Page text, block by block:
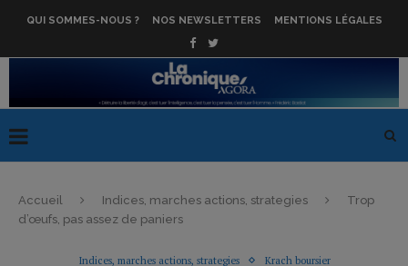
QUI SOMMES-NOUS ? NOS NEWSLETTERS MENTIONS LÉGALES
Accueil Indices, marches actions, strategies
Trop
d’œufs, pas assez de paniers
Indices, marches actions, strategies Krach boursier